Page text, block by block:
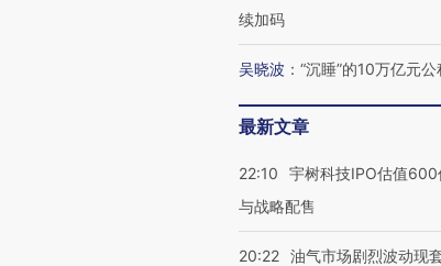
续加码
吴晓波 ： “沉睡”的10万亿元公
最新文章
22:10
宇树科技IPO估值
与战略配售
20:22 油气市场剧烈波动现